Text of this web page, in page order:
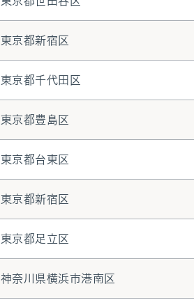
東京都新宿区
東京都千代田区
東京都豊島区
東京都台東区
東京都新宿区
東京都足立区
神奈川県横浜市港南区